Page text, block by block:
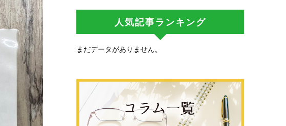
人気記事ランキング
まだデータがありません。